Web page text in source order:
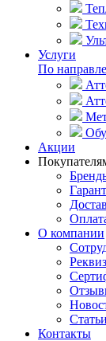
Услуги
По
Акции
О компании
Статьи
Контакты